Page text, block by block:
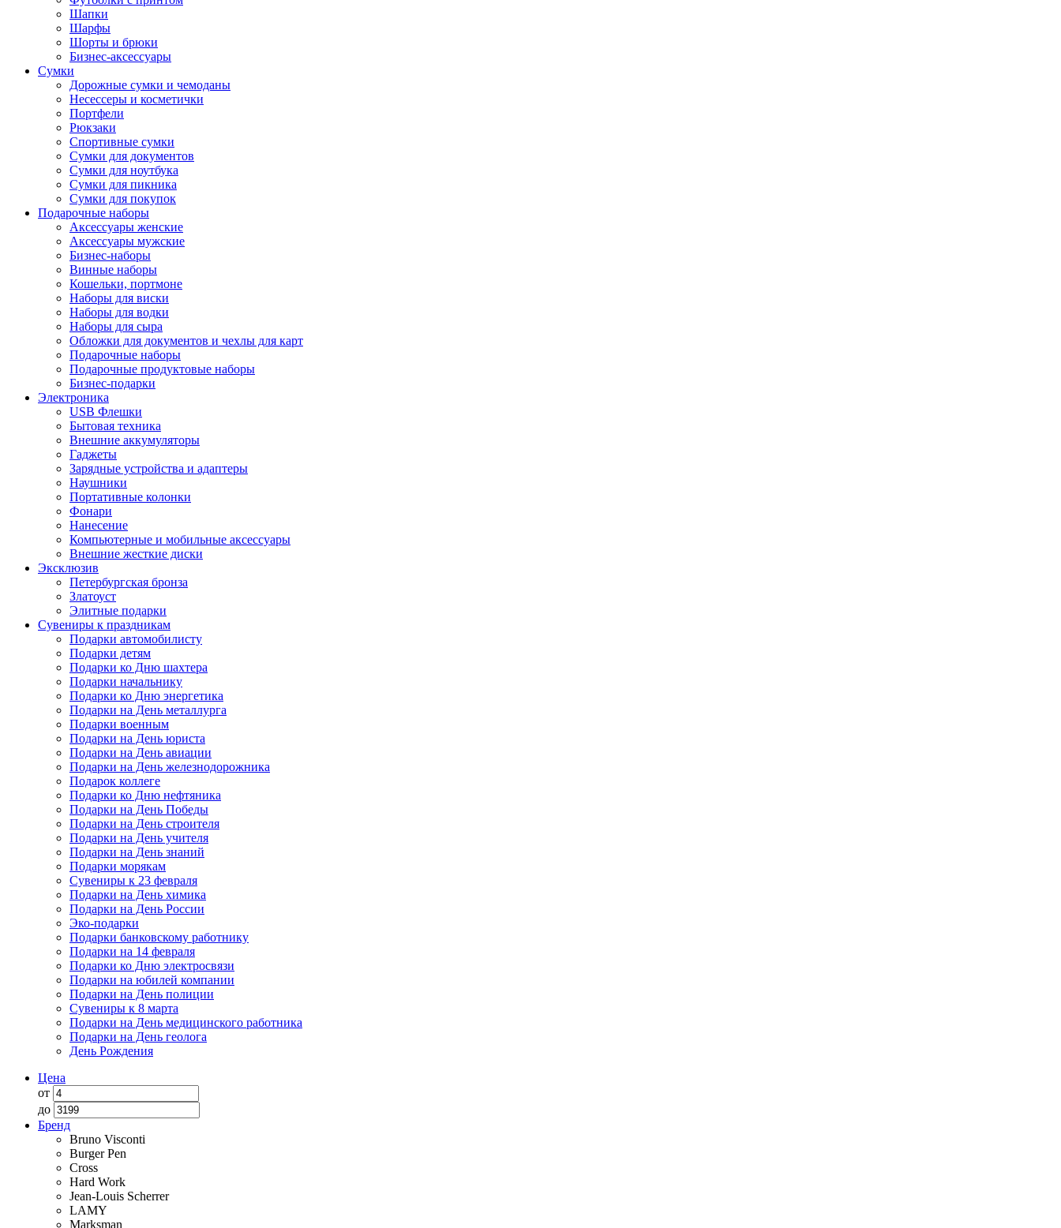
Шапки
Шарфы
Шорты и брюки
Бизнес-аксессуары
Сумки
Дорожные сумки и чемоданы
Несессеры и косметички
Портфели
Рюкзаки
Спортивные сумки
Сумки для документов
Сумки для ноутбука
Сумки для пикника
Сумки для покупок
Подарочные наборы
Аксессуары женские
Аксессуары мужские
Бизнес-наборы
Винные наборы
Кошельки, портмоне
Наборы для виски
Наборы для водки
Наборы для сыра
Обложки для документов и чехлы для карт
Подарочные наборы
Подарочные продуктовые наборы
Бизнес-подарки
Электроника
USB Флешки
Бытовая техника
Внешние аккумуляторы
Гаджеты
Зарядные устройства и адаптеры
Наушники
Портативные колонки
Фонари
Нанесение
Компьютерные и мобильные аксессуары
Внешние жесткие диски
Эксклюзив
Петербургская бронза
Златоуст
Элитные подарки
Сувениры к праздникам
Подарки автомобилисту
Подарки детям
Подарки ко Дню шахтера
Подарки начальнику
Подарки ко Дню энергетика
Подарки на День металлурга
Подарки военным
Подарки на День юриста
Подарки на День авиации
Подарки на День железнодорожника
Подарок коллеге
Подарки ко Дню нефтяника
Подарки на День Победы
Подарки на День строителя
Подарки на День учителя
Подарки на День знаний
Подарки морякам
Сувениры к 23 февраля
Подарки на День химика
Подарки на День России
Эко-подарки
Подарки банковскому работнику
Подарки на 14 февраля
Подарки ко Дню электросвязи
Подарки на юбилей компании
Подарки на День полиции
Сувениры к 8 марта
Подарки на День медицинского работника
Подарки на День геолога
День Рождения
Цена
от
до
Бренд
Bruno Visconti
Burger Pen
Cross
Hard Work
Jean-Louis Scherrer
LAMY
Marksman